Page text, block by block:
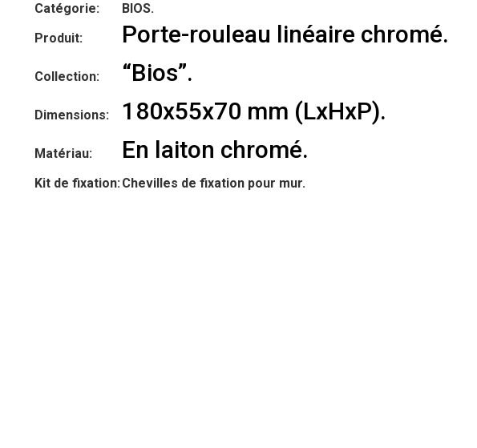
Catégorie:
BIOS.
Produit:
Porte-rouleau linéaire chromé.
Collection: “Bios”.
Dimensions: 180x55x70 mm (LxHxP).
Matériau: En laiton chromé.
Kit de fixation: Chevilles de fixation pour mur.